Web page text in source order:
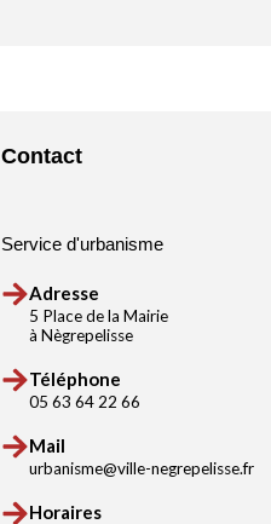
Contact
Service d'urbanisme
Adresse
5 Place de la Mairie
à Nègrepelisse
Téléphone
05 63 64 22 66
Mail
urbanisme@ville-negrepelisse.fr
Horaires